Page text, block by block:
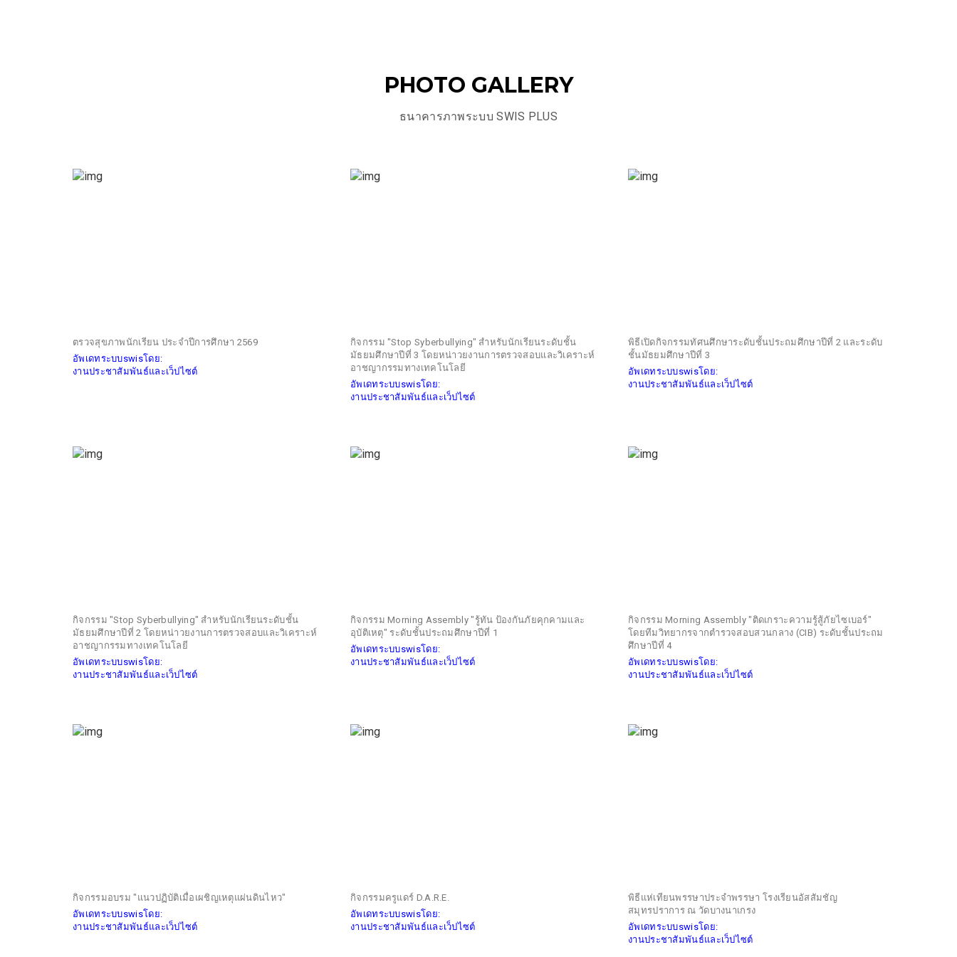
PHOTO GALLERY
ธนาคารภาพระบบ SWIS PLUS
ตรวจสุขภาพนักเรียน ประจำปีการศึกษา 2569
อัพเดทระบบswisโดย:
งานประชาสัมพันธ์และเว็ปไซต์
กิจกรรม "Stop Syberbullying" สำหรับนักเรียนระดับชั้น
มัธยมศึกษาปีที่ 3 โดยหน่าวยงานการตรวจสอบและวิเคราะห์
อาชญากรรมทางเทคโนโลยี
อัพเดทระบบswisโดย:
งานประชาสัมพันธ์และเว็ปไซต์
พิธีเปิดกิจกรรมทัศนศึกษาระดับชั้นประถมศึกษาปีที่ 2 และระดับ
ชั้นมัธยมศึกษาปีที่ 3
อัพเดทระบบswisโดย:
งานประชาสัมพันธ์และเว็ปไซต์
กิจกรรม "Stop Syberbullying" สำหรับนักเรียนระดับชั้น
มัธยมศึกษาปีที่ 2 โดยหน่าวยงานการตรวจสอบและวิเคราะห์
อาชญากรรมทางเทคโนโลยี
อัพเดทระบบswisโดย:
งานประชาสัมพันธ์และเว็ปไซต์
กิจกรรม Morning Assembly "รู้ทัน ป้องกันภัยคุกคามและ
อุบัติเหตุ" ระดับชั้นประถมศึกษาปีที่ 1
อัพเดทระบบswisโดย:
งานประชาสัมพันธ์และเว็ปไซต์
กิจกรรม Morning Assembly "ติดเกราะความรู้สู้ภัยไซเบอร์"
โดยทีมวิทยากรจากตำรวจสอบสวนกลาง (CIB) ระดับชั้นประถม
ศึกษาปีที่ 4
อัพเดทระบบswisโดย:
งานประชาสัมพันธ์และเว็ปไซต์
กิจกรรมอบรม "แนวปฏิบัติเมื่อเผชิญเหตุแผ่นดินไหว"
อัพเดทระบบswisโดย:
งานประชาสัมพันธ์และเว็ปไซต์
กิจกรรมครูแดร์ D.A.R.E.
อัพเดทระบบswisโดย:
งานประชาสัมพันธ์และเว็ปไซต์
พิธีแห่เทียนพรรษาประจำพรรษา โรงเรียนอัสสัมชัญ
สมุทรปราการ ณ วัดบางนาเกรง
อัพเดทระบบswisโดย:
งานประชาสัมพันธ์และเว็ปไซต์